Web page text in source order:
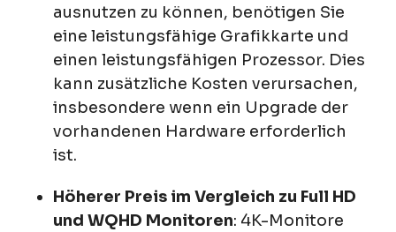
ausnutzen zu können, benötigen Sie
eine leistungsfähige Grafikkarte und
einen leistungsfähigen Prozessor. Dies
kann zusätzliche Kosten verursachen,
insbesondere wenn ein Upgrade der
vorhandenen Hardware erforderlich
ist.
Höherer Preis im Vergleich zu Full HD
und WQHD Monitoren: 4K-Monitore